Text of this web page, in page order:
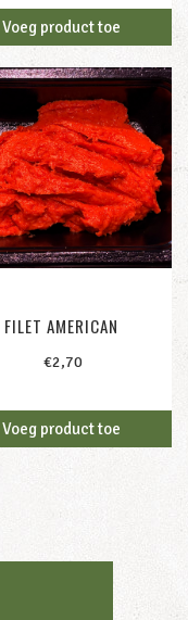
Voeg product toe
FILET AMERICAN
€2,70
Voeg product toe